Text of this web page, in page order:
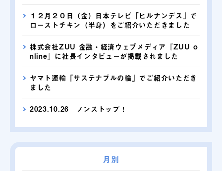
１２月２０日（金）日本テレビ「ヒルナンデス」で
ローストチキン（半身）をご紹介いただきました
株式会社ZUU 金融・経済ウェブメディア『ZUU o
nline』に社長インタビューが掲載されました
ヤマト運輸「サステナブルの輪」でご紹介いただき
ました
2023.10.26 ノンストップ！
月別